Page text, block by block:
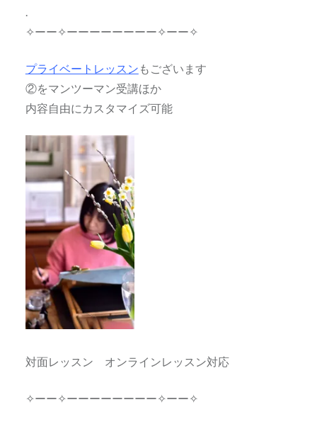
.
✧ーー✧ーーーーーーーー✧ーー✧
プライベートレッスン もございます
②をマンツーマン受講ほか
内容自由にカスタマイズ可能
対面レッスン オンラインレッスン対応
✧ーー✧ーーーーーーーー✧ーー✧